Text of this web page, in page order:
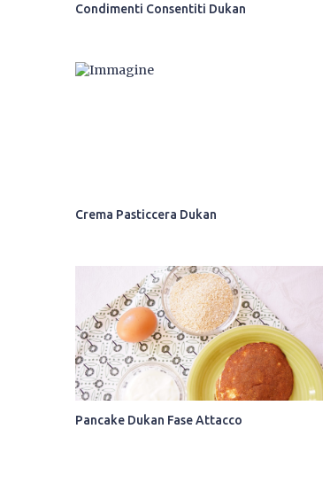
Condimenti Consentiti Dukan
Crema Pasticcera Dukan
Pancake Dukan Fase Attacco